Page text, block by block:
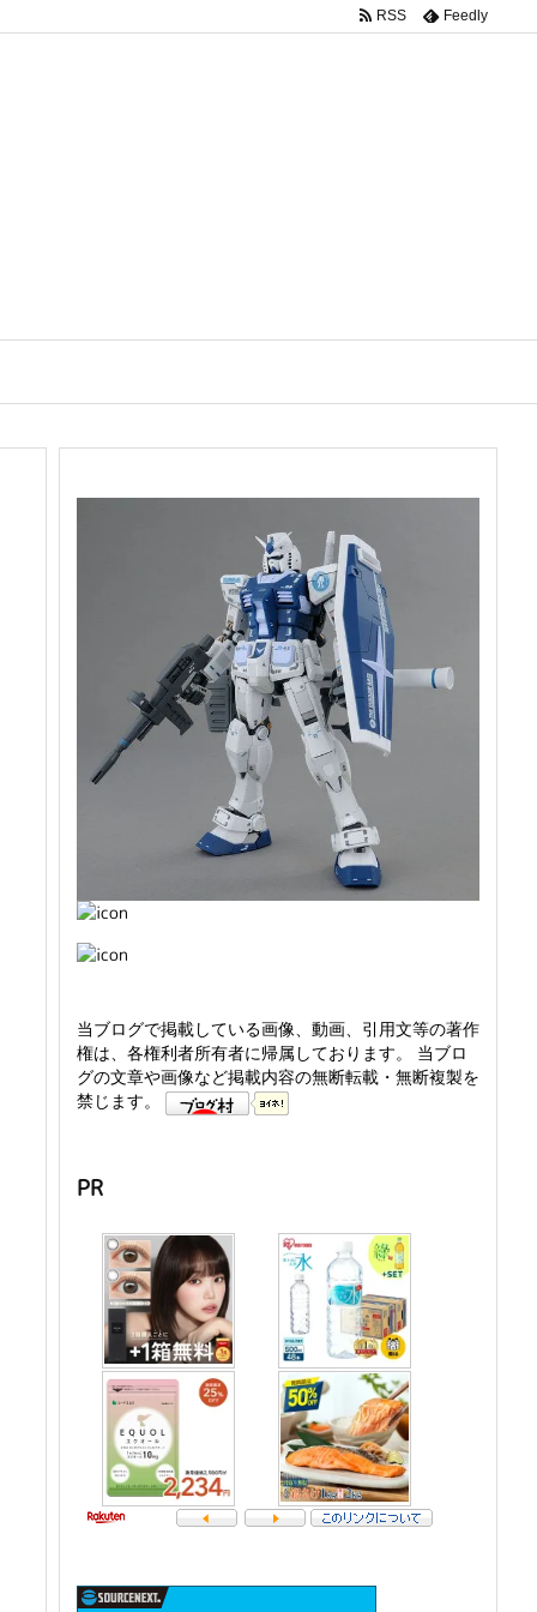
RSS Feedly
当ブログで掲載している画像、動画、引用文等の著作
権は、各権利者所有者に帰属しております。 当ブロ
グの文章や画像など掲載内容の無断転載・無断複製を
禁じます。
PR